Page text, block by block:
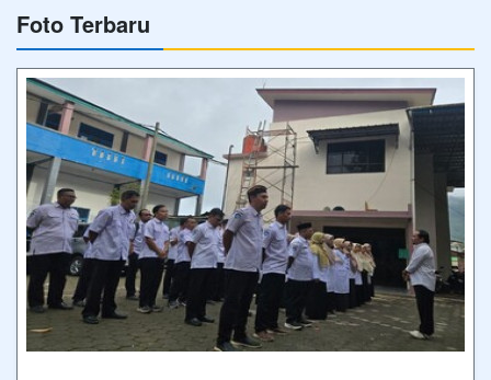
Foto Terbaru